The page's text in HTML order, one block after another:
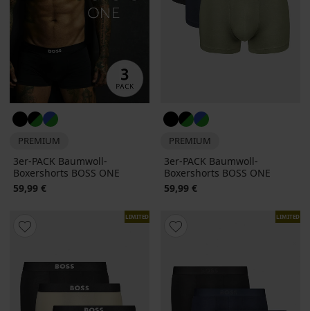
PREMIUM
3er-PACK Baumwoll-
Boxershorts BOSS ONE
59,99 €
PREMIUM
3er-PACK Baumwoll-
Boxershorts BOSS ONE
59,99 €
LIMITED LIMITED